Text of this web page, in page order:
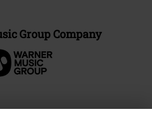
Group Company